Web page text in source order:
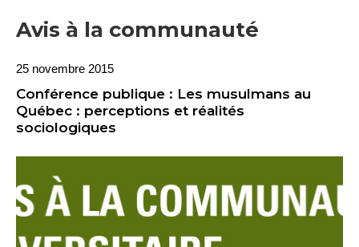
Avis à la communauté
25 novembre 2015
Conférence publique : Les musulmans au
Québec : perceptions et réalités
sociologiques